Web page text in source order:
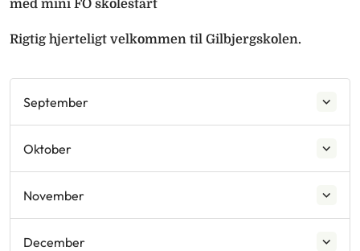
med mini FO skolestart
Rigtig hjerteligt velkommen til Gilbjergskolen.
September
Oktober
November
December